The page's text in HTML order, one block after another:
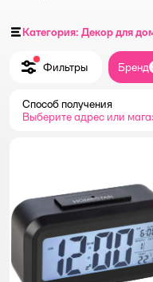
Категория: Декор для
Фильтры Бренд
Способ получения
Выберите адрес или